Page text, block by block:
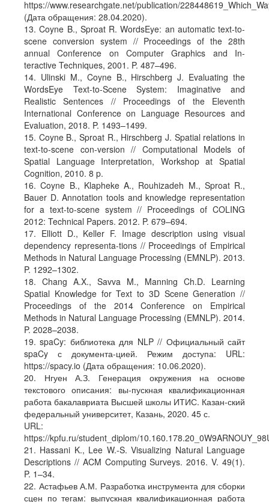
https://www.researchgate.net/publication/
(Дата обращения: 28.04.2020).
13. Coyne B., Sproat R. WordsEye: an automatic text-to-
scene conversion system // Proceedings of the 28th
annual Conference on Computer Graphics and In-
teractive Techniques, 2001. P. 487–496.
14. Ulinski M., Coyne B., Hirschberg J. Evaluating the
WordsEye Text-to-Scene System: Imaginative and
Realistic Sentences // Proceedings of the Eleventh
International Conference on Language Resources and
Evaluation, 2018. P. 1493–1499.
15. Coyne B., Sproat R., Hirschberg J. Spatial relations in
text-to-scene con-version // Computational Models of
Spatial Language Interpretation, Workshop at Spatial
Cognition, 2010. 8 p.
16. Coyne B., Klapheke A., Rouhizadeh M., Sproat R.,
Bauer D. Annotation tools and knowledge representation
for a text-to-scene system // Proceedings of COLING
2012: Technical Papers. 2012. P. 679–694.
17. Elliott D., Keller F. Image description using visual
dependency representa-tions // Proceedings of Empirical
Methods in Natural Language Processing (EMNLP). 2013.
P. 1292–1302.
18. Chang A.X., Savva M., Manning Ch.D. Learning
Spatial Knowledge for Text to 3D Scene Generation //
Proceedings of the 2014 Conference on Empirical
Methods in Natural Language Processing (EMNLP). 2014.
P. 2028–2038.
19. spaCy: библиотека для NLP // Официальный сайт
spaCy с документа-цией. Режим доступа: URL:
https://spacy.io (Дата обращения: 10.06.2020).
20. Нгуен А.З. Генерация окружения на основе
текстового описания: вы-пускная квалификационная
работа бакалавриата Высшей школы ИТИС. Казан-ский
федеральный университет, Казань, 2020. 45 с.
URL:
https://kpfu.ru/student_diplom/
21. Hassani K., Lee W.-S. Visualizing Natural Language
Descriptions // ACM Computing Surveys. 2016. V. 49(1).
P. 1–34.
22. Астафьев А.М. Разработка инструмента для сборки
сцен по тегам: выпускная квалификационная работа